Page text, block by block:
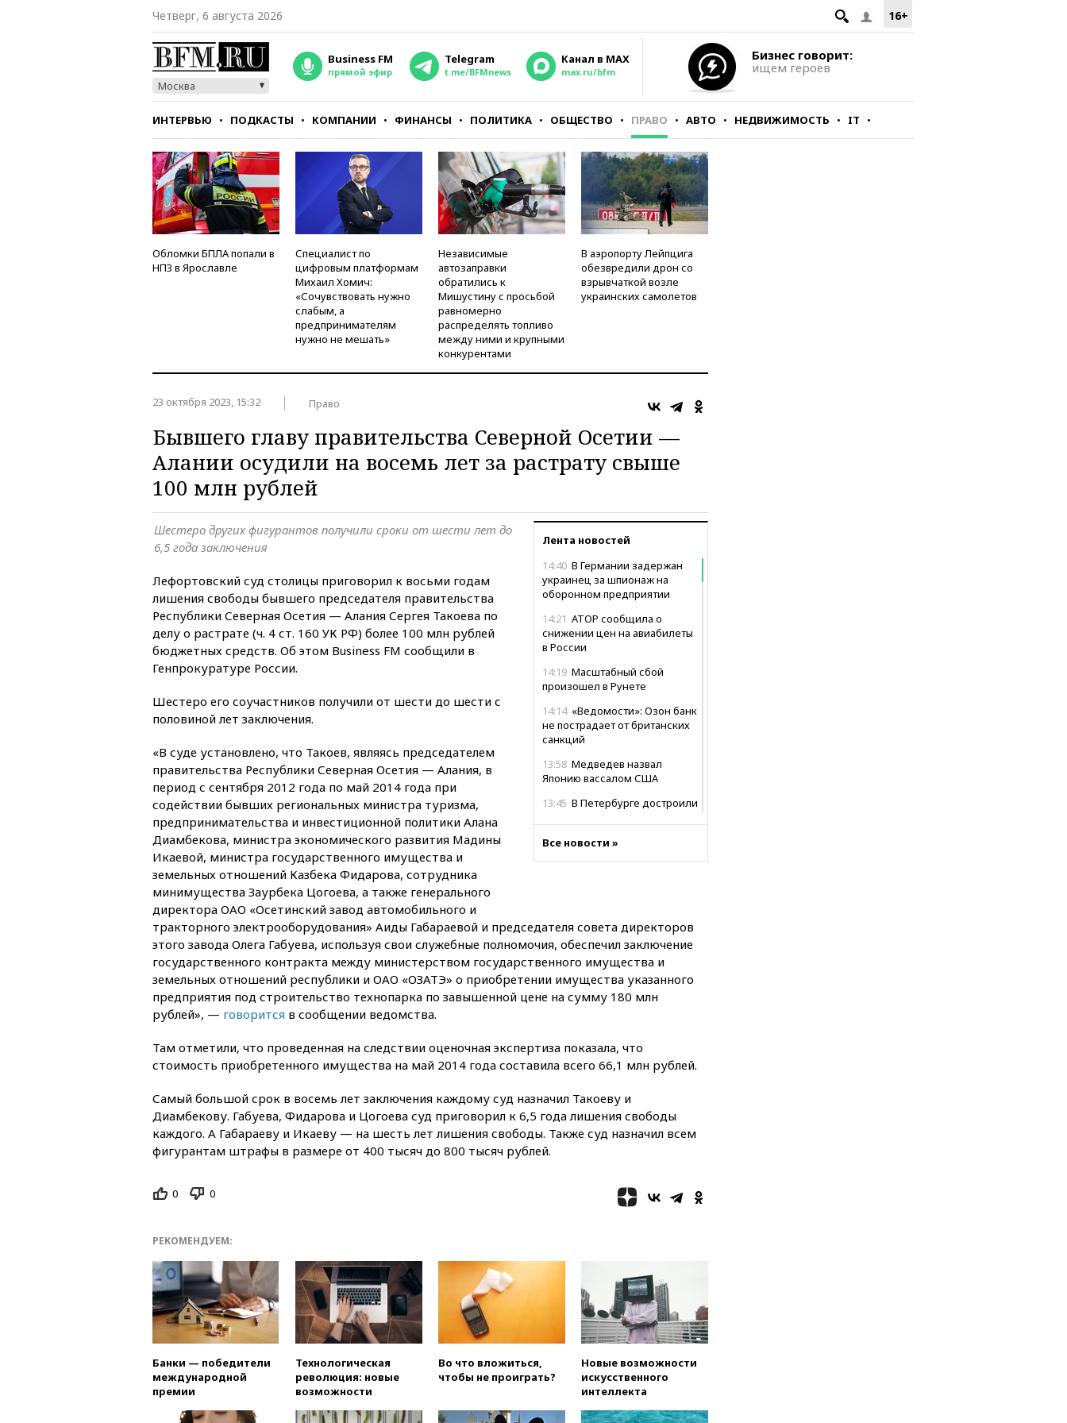
16+
Четверг, 6 августа 2026
Москва
Business FM
прямой эфир
Telegram
t.me/BFMnews
Канал в MAX
max.ru/bfm
Бизнес говорит:
ищем героев
ИНТЕРВЬЮ ПОДКАСТЫ КОМПАНИИ ФИНАНСЫ ПОЛИТИКА ОБЩЕСТВО ПРАВО АВТО НЕДВИЖИМОСТЬ IT
СТИЛЬ ТЕСТЫ
Обломки БПЛА попали в
НПЗ в Ярославле
Специалист по
цифровым платформам
Михаил Хомич:
«Сочувствовать нужно
слабым, а
предпринимателям
нужно не мешать»
Независимые
автозаправки
обратились к
Мишустину с просьбой
равномерно
распределять топливо
между ними и крупными
конкурентами
В аэропорту Лейпцига
обезвредили дрон со
взрывчаткой возле
украинских самолетов
23 октября 2023, 15:32 Право
Бывшего главу правительства Северной Осетии —
Алании осудили на восемь лет за растрату свыше
100 млн рублей
Лента новостей
14:40 В Германии задержан
украинец за шпионаж на
оборонном предприятии
14:21 АТОР сообщила о
снижении цен на авиабилеты
в России
14:19 Масштабный сбой
произошел в Рунете
14:14 «Ведомости»: Озон банк
не пострадает от британских
санкций
13:58 Медведев назвал
Японию вассалом США
13:45 В Петербурге достроили
пострадали при наезде
автомобиля на толпу в Омске
13:19 WP: Трамп определился
со своим преемником
13:13 СК возбудил дело по
12:57В Луганске при ракетном
ударе ВСУ по складу
12:44
МВД: число
преступлений, связанных с
отмыванием денег, достигло
рекордного показателя
женщина и трехлетний
ребенок погибли при падении
Иран и Оман
согласовали главные пункты
сделки по открытию
Ормузского пролива
Politico: США
восстановили обмен
разведданными с Украиной
11:58
Великобритания
Все новости »
Шестеро других фигурантов получили сроки от шести лет до
6,5 года заключения
Лефортовский суд столицы приговорил к восьми годам
лишения свободы бывшего председателя правительства
Республики Северная Осетия — Алания Сергея Такоева по
делу о растрате (ч. 4 ст. 160 УК РФ) более 100 млн рублей
бюджетных средств. Об этом Business FM сообщили в
Генпрокуратуре России.
Шестеро его соучастников получили от шести до шести с
половиной лет заключения.
«В суде установлено, что Такоев, являясь председателем
правительства Республики Северная Осетия — Алания, в
период с сентября 2012 года по май 2014 года при
содействии бывших региональных министра туризма,
предпринимательства и инвестиционной политики Алана
Диамбекова, министра экономического развития Мадины
Икаевой, министра государственного имущества и
земельных отношений Казбека Фидарова, сотрудника
минимущества Заурбека Цогоева, а также генерального
директора ОАО «Осетинский завод автомобильного и
тракторного электрооборудования» Аиды Габараевой и председателя совета директоров
этого завода Олега Габуева, используя свои служебные полномочия, обеспечил заключение
государственного контракта между министерством государственного имущества и
земельных отношений республики и ОАО «ОЗАТЭ» о приобретении имущества указанного
предприятия под строительство технопарка по завышенной цене на сумму 180 млн
рублей», — говорится в сообщении ведомства.
Там отметили, что проведенная на следствии оценочная экспертиза показала, что
стоимость приобретенного имущества на май 2014 года составила всего 66,1 млн рублей.
Самый большой срок в восемь лет заключения каждому суд назначил Такоеву и
Диамбекову. Габуева, Фидарова и Цогоева суд приговорил к 6,5 года лишения свободы
каждого. А Габараеву и Икаеву — на шесть лет лишения свободы. Также суд назначил всем
фигурантам штрафы в размере от 400 тысяч до 800 тысяч рублей.
0 0
РЕКОМЕНДУЕМ:
Банки — победители
международной
премии
Технологическая
революция: новые
возможности
Во что вложиться,
чтобы не проиграть?
Новые возможности
искусственного
интеллекта